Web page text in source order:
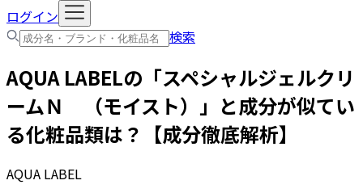
ログイン
検索
AQUA LABELの「スペシャルジェルクリ
ームＮ （モイスト）
」と成分が似てい
る化粧品類は？【成分徹底解析】
AQUA LABEL